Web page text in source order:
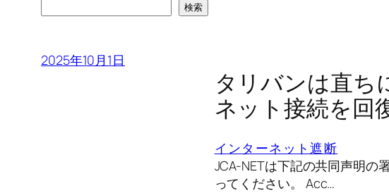
検索
2025年10月1日
タリバンは直ち
ネット接続を回
インターネット遮断
JCA-NETは下記の共同声明の
ってください。 Acc…